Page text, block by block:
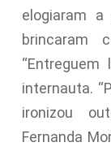
elogiaram
brincaram
internauta.
ironizou
Fernanda